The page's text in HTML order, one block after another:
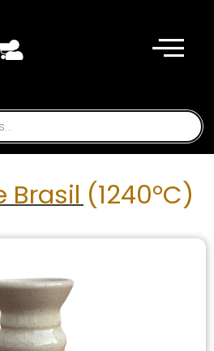
Brasil (1240°C)